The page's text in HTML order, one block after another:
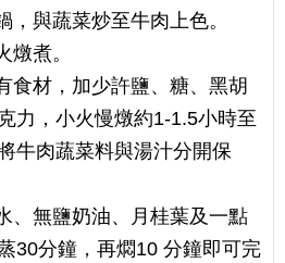
與蔬菜炒至牛肉上色。
燉煮。
食材，加少許鹽、糖、黑胡
力，小火慢燉約1-1.5小時至
牛肉蔬菜料與湯汁分開保
、無鹽奶油、月桂葉及一點
30分鐘，再燜10 分鐘即可完